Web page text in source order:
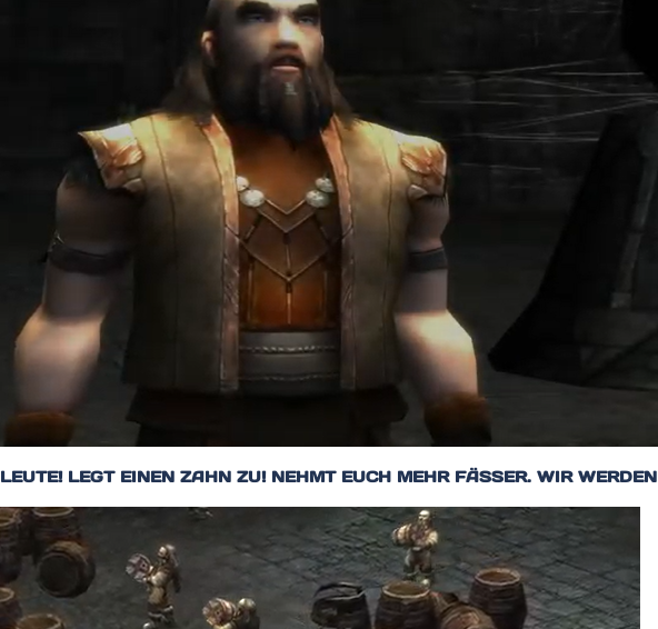
LEGT EINEN ZAHN ZU! NEHMT EUCH MEHR FÄSSER. WIR